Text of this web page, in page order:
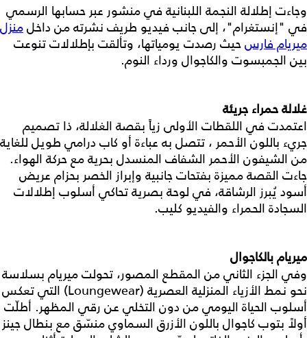
وجاءت إطلالة النجمة اللبنانية في منشور عبر حسابها الرسمي
في "إنستغرام"، إلى جانب فيديو طريف نشرته من داخلمنزل
ميريام فارسحيث رصدت يومياتها، وتألقت بإطلالات تنوعت
بين الجمبسوت والكاجوال ورداء النوم.
غلالة حمراء جريئة
اعتمدت في اللقطات الأولى زياً بقصة الغلالة، ذا تصميم
جريء باللون الأحمر ، تتصل به عباءة أو كاب درامي طويل للغاية
من الشيفون الأحمر الشفاف المنسدل بحرية مع حركة الهواء.
جاءت القصة مميزة بفتحات جانبية وإبراز الخصر بحزام عريض
أسود يُبرز الرشاقة، في لوحة بصرية تحاكي أسلوب إطلالات
السجادة الحمراء والفيديو كليب.
ميريام بالكاجوال
وفي الجزء الثاني من المقطع المصور، تحولت ميريام بسلاسة
نحو نمط الأزياء المنزلية العصرية (Loungewear) التي تعكس
أسلوب الحياة اليومي من دون التخلي عن رقي المظهر. أطلّت
أولاً بتوب كاجوال باللون الأزرق السماوي منسّق مع بنطال جينز